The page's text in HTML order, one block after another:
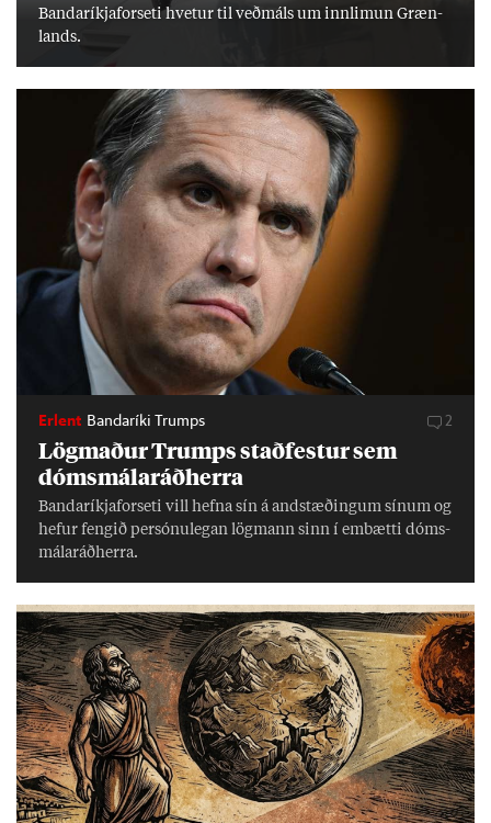
Banda­ríkja­for­seti hvet­ur til veð­máls um inn­limun Græn­
lands.
Erlent Bandaríki Trumps 2
Lög­mað­ur Trumps stað­fest­ur sem
dóms­mála­ráð­herra
Banda­ríkja­for­seti vill hefna sín á and­stæð­ing­um sín­um og
hef­ur feng­ið per­sónu­leg­an lög­mann sinn í embætti dóms­
mála­ráð­herra.